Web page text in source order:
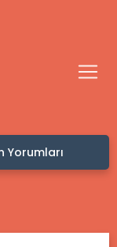
Yorumları